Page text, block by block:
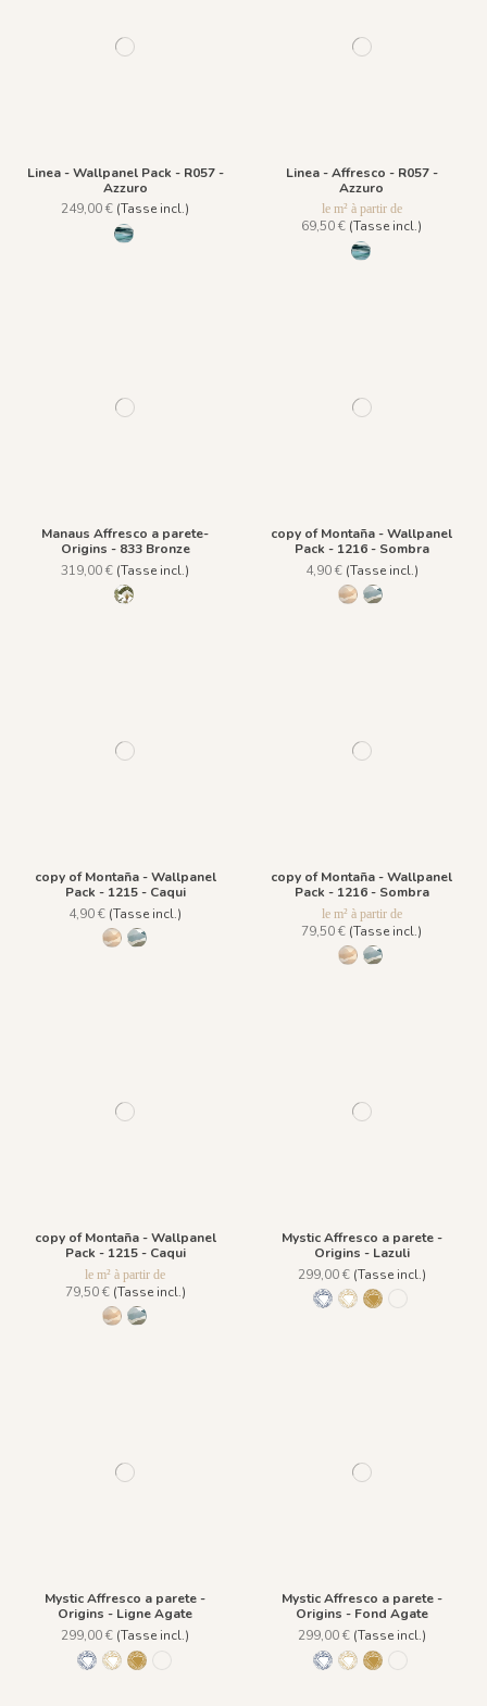
Linea - Wallpanel Pack - R057 -
Azzuro
249,00 € (Tasse incl.)
R057 - Azzuro
Linea - Affresco - R057 -
Azzuro
le m² à partir de
69,50 € (Tasse incl.)
R057 - Azzuro
Manaus Affresco a parete-
Origins - 833 Bronze
319,00 € (Tasse incl.)
833 Bronze
copy of Montaña - Wallpanel
Pack - 1216 - Sombra
4,90 €(Tasse incl.)
1216 - Sombra
1215 - Caqui
copy of Montaña - Wallpanel
Pack - 1215 - Caqui
4,90 € (Tasse incl.)
1216 - Sombra
1215 - Caqui
copy of Montaña - Wallpanel
Pack - 1216 - Sombra
le m² à partir de
79,50 € (Tasse incl.)
1216 - Sombra
1215 - Caqui
copy of Montaña - Wallpanel
Pack - 1215 - Caqui
le m² à partir de
79,50 €(Tasse incl.)
1216 - Sombra
1215 - Caqui
Mystic Affresco a parete -
Origins - Lazuli
299,00 €(Tasse incl.)
LazuliLigne Agate
Fond Agate
Mystic Affresco a parete -
Origins - Ligne Agate
299,00 € (Tasse incl.)
LazuliLigne Agate
Fond Agate
Mystic Affresco a parete -
Origins - Fond Agate
299,00 €(Tasse incl.)
LazuliLigne Agate
Fond Agate